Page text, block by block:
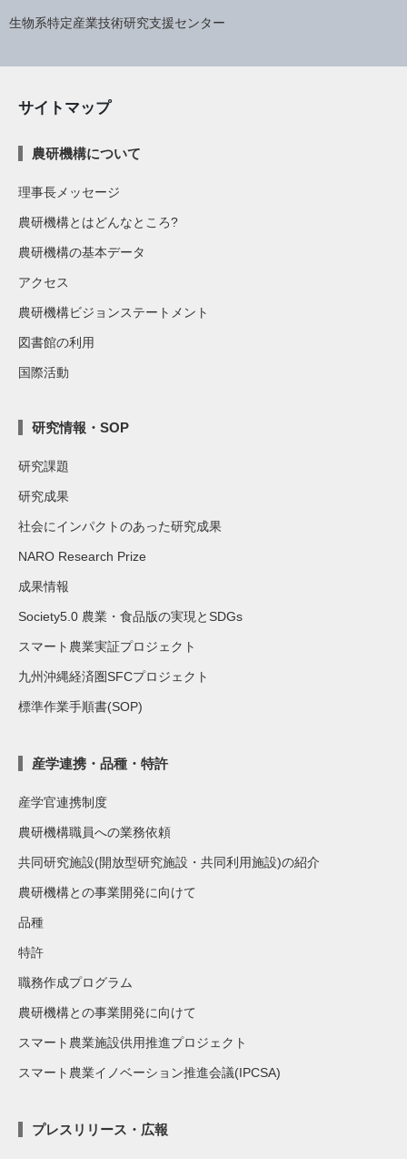
生物系特定産業技術研究支援センター
サイトマップ
農研機構について
理事長メッセージ
農研機構とはどんなところ?
農研機構の基本データ
アクセス
農研機構ビジョンステートメント
図書館の利用
国際活動
研究情報・SOP
研究課題
研究成果
社会にインパクトのあった研究成果
NARO Research Prize
成果情報
Society5.0 農業・食品版の実現とSDGs
スマート農業実証プロジェクト
九州沖縄経済圏SFCプロジェクト
標準作業手順書(SOP)
産学連携・品種・特許
産学官連携制度
農研機構職員への業務依頼
共同研究施設(開放型研究施設・共同利用施設)の紹介
農研機構との事業開発に向けて
品種
特許
職務作成プログラム
農研機構との事業開発に向けて
スマート農業施設供用推進プロジェクト
スマート農業イノベーション推進会議(IPCSA)
プレスリリース・広報